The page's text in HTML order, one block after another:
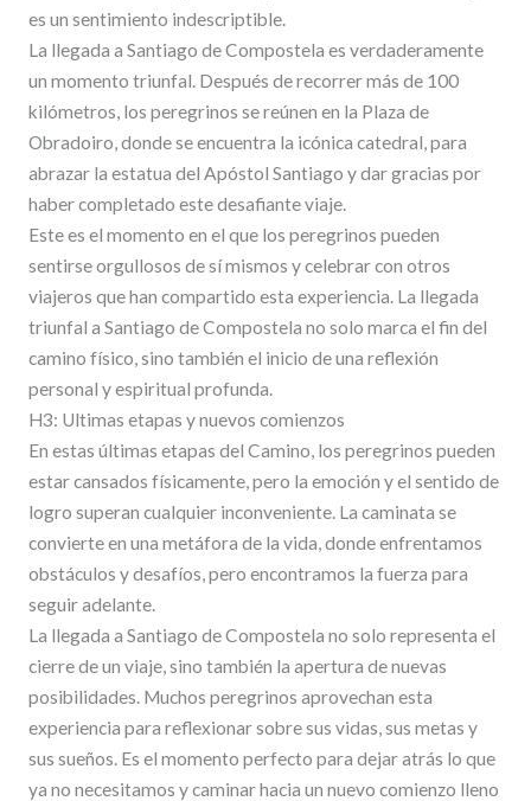
es un sentimiento indescriptible.
La llegada a Santiago de Compostela es verdaderamente
un momento triunfal. Después de recorrer más de 100
kilómetros, los peregrinos se reúnen en la Plaza de
Obradoiro, donde se encuentra la icónica catedral, para
abrazar la estatua del Apóstol Santiago y dar gracias por
haber completado este desafiante viaje.
Este es el momento en el que los peregrinos pueden
sentirse orgullosos de sí mismos y celebrar con otros
viajeros que han compartido esta experiencia. La llegada
triunfal a Santiago de Compostela no solo marca el fin del
camino físico, sino también el inicio de una reflexión
personal y espiritual profunda.
H3: Ultimas etapas y nuevos comienzos
En estas últimas etapas del Camino, los peregrinos pueden
estar cansados físicamente, pero la emoción y el sentido de
logro superan cualquier inconveniente. La caminata se
convierte en una metáfora de la vida, donde enfrentamos
obstáculos y desafíos, pero encontramos la fuerza para
seguir adelante.
La llegada a Santiago de Compostela no solo representa el
cierre de un viaje, sino también la apertura de nuevas
posibilidades. Muchos peregrinos aprovechan esta
experiencia para reflexionar sobre sus vidas, sus metas y
sus sueños. Es el momento perfecto para dejar atrás lo que
ya no necesitamos y caminar hacia un nuevo comienzo lleno